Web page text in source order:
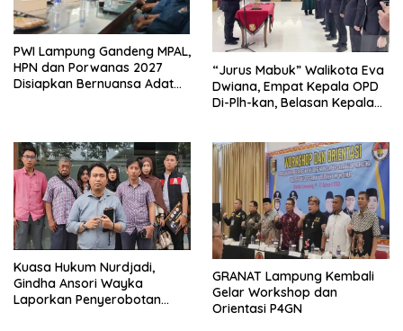
PWI Lampung Gandeng MPAL,
HPN dan Porwanas 2027
Disiapkan Bernuansa Adat
“Jurus Mabuk” Walikota Eva
Dwiana, Empat Kepala OPD
Di-Plh-kan, Belasan Kepala
Kuasa Hukum Nurdjadi,
Gindha Ansori Wayka
Laporkan Penyerobotan
GRANAT Lampung Kembali
Gelar Workshop dan
Orientasi P4GN